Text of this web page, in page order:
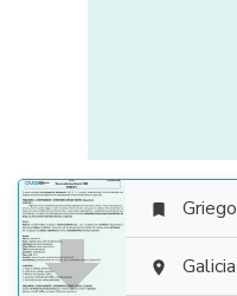

 Griego
 Galicia